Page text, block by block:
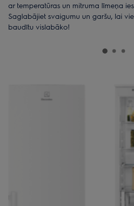
ar temperatūras un mitruma līmeņa
Saglabājiet svaigumu un garšu, lai
baudītu vislabāko!